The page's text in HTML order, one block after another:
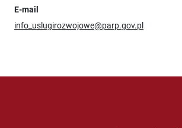
E-mail
info_uslugirozwojowe@parp.gov.pl